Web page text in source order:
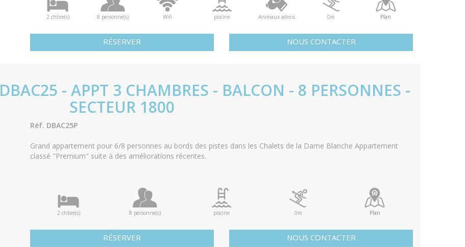
2 chbre(s) 8 personne(s) Wifi piscine Animaux admis 0m Plan
RÉSERVER NOUS CONTACTER
- APPT 3 CHAMBRES - BALCON - 8 PERSONNES -
SECTEUR 1800
Réf. DBAC25P
Grand appartement pour 6/8 personnes au bords des pistes dans les Chalets de la Dame Blanche Appartement
classé "Premium" suite à des améliorations récentes.
2 chbre(s) 8 personne(s) piscine 0m Plan
RÉSERVER NOUS CONTACTER